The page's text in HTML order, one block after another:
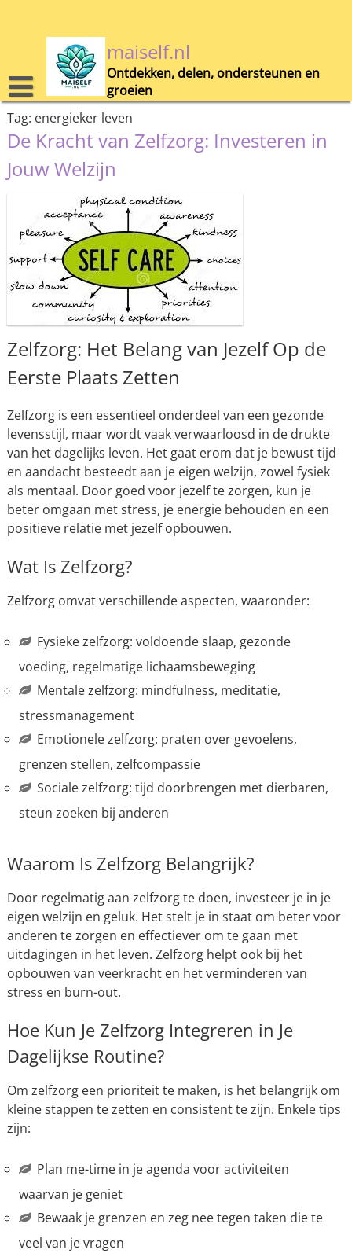
maiself.nl
Ontdekken, delen, ondersteunen en
groeien
Tag: energieker leven
De Kracht van Zelfzorg: Investeren in
Jouw Welzijn
Zelfzorg: Het Belang van Jezelf Op de
Eerste Plaats Zetten
Zelfzorg is een essentieel onderdeel van een gezonde
levensstijl, maar wordt vaak verwaarloosd in de drukte
van het dagelijks leven. Het gaat erom dat je bewust tijd
en aandacht besteedt aan je eigen welzijn, zowel fysiek
als mentaal. Door goed voor jezelf te zorgen, kun je
beter omgaan met stress, je energie behouden en een
positieve relatie met jezelf opbouwen.
Wat Is Zelfzorg?
Zelfzorg omvat verschillende aspecten, waaronder:
Fysieke zelfzorg: voldoende slaap, gezonde
voeding, regelmatige lichaamsbeweging
Mentale zelfzorg: mindfulness, meditatie,
stressmanagement
Emotionele zelfzorg: praten over gevoelens,
grenzen stellen, zelfcompassie
Sociale zelfzorg: tijd doorbrengen met dierbaren,
steun zoeken bij anderen
Waarom Is Zelfzorg Belangrijk?
Door regelmatig aan zelfzorg te doen, investeer je in je
eigen welzijn en geluk. Het stelt je in staat om beter voor
anderen te zorgen en effectiever om te gaan met
uitdagingen in het leven. Zelfzorg helpt ook bij het
opbouwen van veerkracht en het verminderen van
stress en burn-out.
Hoe Kun Je Zelfzorg Integreren in Je
Dagelijkse Routine?
Om zelfzorg een prioriteit te maken, is het belangrijk om
kleine stappen te zetten en consistent te zijn. Enkele tips
zijn:
Plan me-time in je agenda voor activiteiten
waarvan je geniet
Bewaak je grenzen en zeg nee tegen taken die te
veel van je vragen